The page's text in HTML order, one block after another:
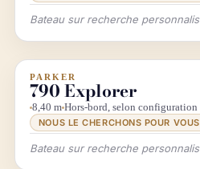
Bateau sur recherche
INFO & RECHERCHE
PARKER
790 Explorer
8,40 m Hors-bord, selon configuration
NOUS LE CHERCHONS POUR
Bateau sur recherche